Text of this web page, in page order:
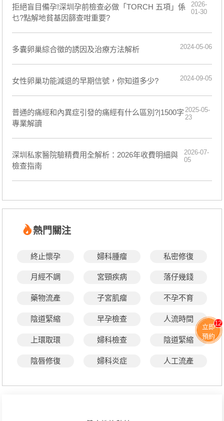
拒絕盲目備孕!深圳孕前檢查必做「TORCH 五項」係
乜?點解地貧基因篩查咁重要?
2026-
01-30
多囊卵巢綜合徵的誘因及治療方法解析 2024-05-06
女性卵巢功能減退的早期信號，你知道多少? 2024-09-05
普通的痛經和內異症引發的痛經有什么區別?|1500字
專業解讀
2025-05-
23
深圳私家醫院驗精費用全解析：2026年收費明細與
檢查指南
2026-07-
05
熱門關注
終止懷孕 婦科腫瘤 私密修復
月經不調 宮頸疾病 落仔幾錢
藥物流產 子宮肌瘤 不孕不育
陰道緊縮 早孕檢查 人流時間
上環取環 婦科檢查 陰道緊縮
陰唇修復 婦科炎症 人工流產
立即
預約
12